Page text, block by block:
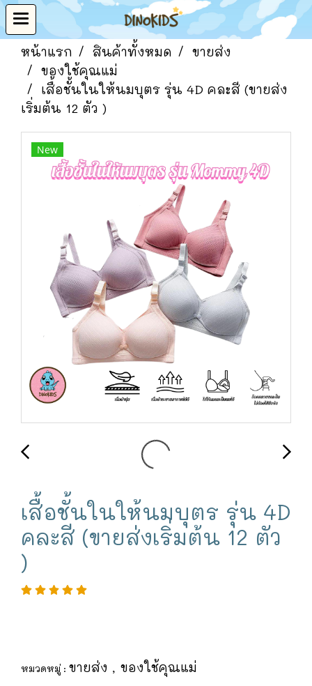
หน้าแรก สินค้าทั้งหมด
ขายส่ง
ของใช้คุณแม่
เสื้อชั้นในให้นมบุตร รุ่น 4D คละสี (ขายส่ง
เริ่มต้น 12 ตัว )
New
เสื้อชั้นในให้นมบุตร รุ่น 4D
คละสี (ขายส่งเริ่มต้น 12 ตัว
)
หมวดหมู่ : ขายส่ง , ของใช้คุณแม่